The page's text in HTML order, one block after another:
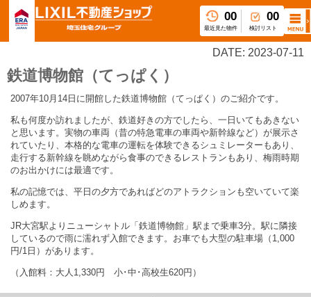
00
最近見た物件
00
検討リスト
DATE: 2023-07-11
鉄道博物館（てっぱく）
2007年10月 14 日に開館した鉄道博物館（てっぱく）のご紹介です。
私も何度か訪れましたが、鉄道好きの方でしたら、一日いてもあきない
と思います。実物の車両（昔の特急電車の車両や新幹線など）が展示さ
れていたり、本格的な電車の運転を体験できるシュミレーターもあり、
走行する新幹線を眺めながら食事のできるレストランもあり、梅雨時期
のお出かけには最適です。
私の記憶では、平日の夕方であればどのアトラクションも空いていて楽
しめます。
JR大宮駅よりニューシャトル「鉄道博物館」駅まで乗車3分。駅に隣接
しているので雨に濡れず入館できます。お車でも大型の駐車場（ 1,000
円/1 日）があります。
（入館料：大人 1,330円 小･中･高校生620円）